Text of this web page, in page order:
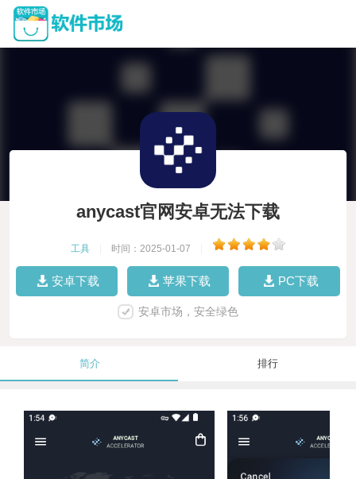
anycast官网安卓无法下载
工具 时间：2025-01-07
安卓下载 苹果下载 PC下载
安卓市场，安全绿色
简介 排行